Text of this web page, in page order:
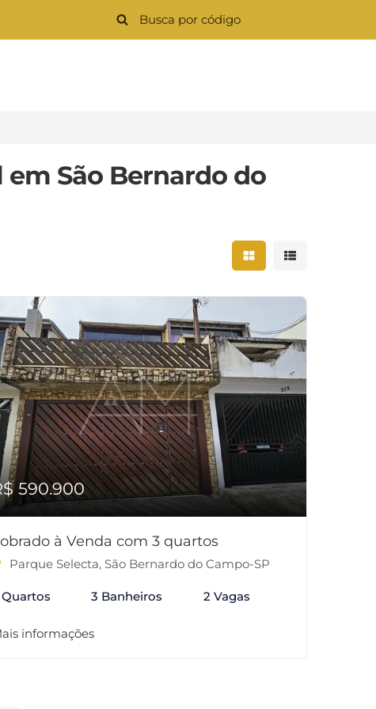
em São Bernardo do
Mostrar resultados
Mostrar
590.900
à Venda com 3 quartos
Parque Selecta, São Bernardo do Campo-SP
3 Banheiros 2 Vagas
informações